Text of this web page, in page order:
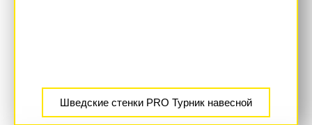
Шведские стенки PRO Турник навесной